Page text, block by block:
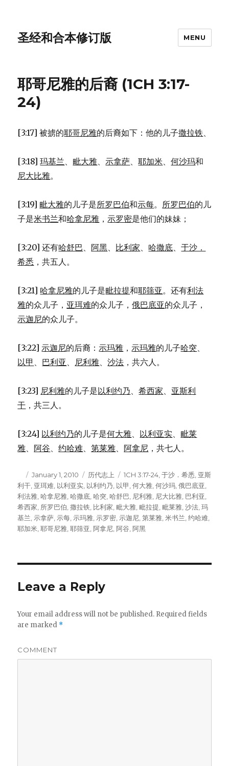
圣经和合本修订版 MENU
耶哥尼雅的后裔 (1CH 3:17-
24)
[3:17] 被掳的耶哥尼雅的后裔如下：他的儿子撒拉铁、
[3:18]玛基兰、 毗大雅、示拿萨、耶加米、何沙玛和
尼大比雅。
[3:19] 毗大雅的儿子是所罗巴伯和示每。 所罗巴伯的儿
子是米书兰和哈拿尼雅 ，示罗密是他们的妹妹；
[3:20] 还有哈舒巴、 阿黑、 比利家、 哈撒底、于沙．
希悉 ，共五人。
[3:21] 哈拿尼雅的儿子是毗拉提和耶筛亚。还有利法
雅的众儿子， 亚珥难的众儿子，俄巴底亚的众儿子，
示迦尼的众儿子。
[3:22]示迦尼的后裔：示玛雅 ，示玛雅的儿子哈突、
以甲 、 巴利亚 、 尼利雅、沙法 ，共六人。
[3:23] 尼利雅的儿子是以利约乃、希西家、 亚斯利
干 ，共三人。
[3:24] 以利约乃的儿子是何大雅、 以利亚实、 毗莱
雅、 阿谷、约哈难、第莱雅、 阿拿尼 ，共七人。
Author
Posted
on
January 1, 2010 Categories
历代志上 Tags
1CH 3:17-24 ,于沙．希悉 亚斯
利干 亚珥难 以利亚实 以利约乃 以甲 ,何大雅 ,何沙玛 ,俄巴底亚
利法雅 ,哈拿尼雅 ,哈撒底 ,哈突 ,哈舒巴 尼利雅 尼大比雅 巴利亚
希西家 所罗巴伯 ,撒拉铁 比利家 ,毗大雅 ,毗拉提 ,毗莱雅 ,沙法 ,玛
基兰 示拿萨 示每 示玛雅 示罗密 示迦尼 ,第莱雅 ,米书兰 ,约哈难
耶加米 ,耶哥尼雅 ,耶筛亚 ,阿拿尼 ,阿谷 ,阿黑
Leave a Reply
Your email address will not be published. Required fields
are marked *
COMMENT